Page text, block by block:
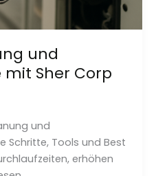
und
mit Sher Corp
und
Schritte, Tools und Best
erhöhen